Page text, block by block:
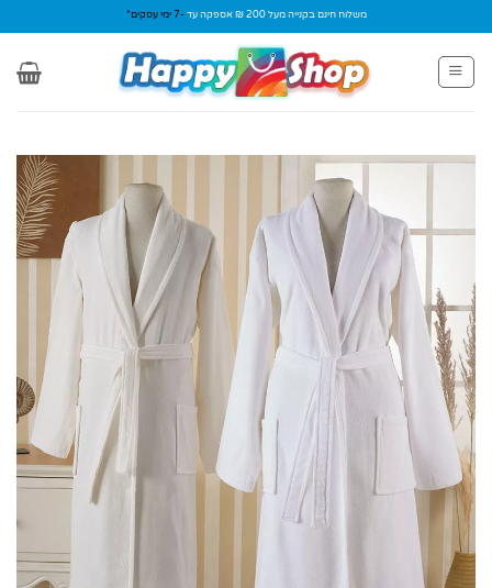
to
content
משלוח חינם בקנייה מעל 200 ₪ אספקה עד -7 ימי עסקים*